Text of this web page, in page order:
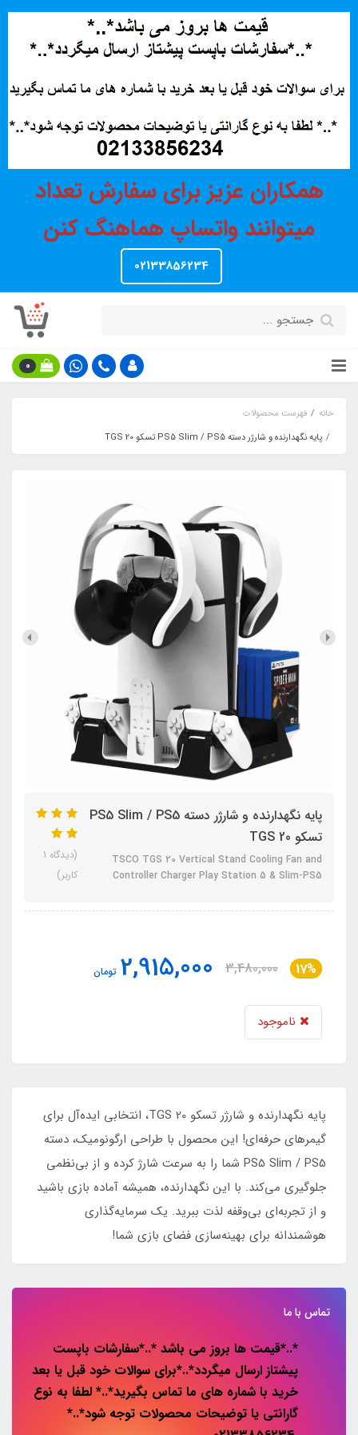
همکاران عزیز برای سفارش تعداد
میتوانند واتساپ هماهنگ کنن
02133856234
0
خانه
فهرست محصولات
پایه نگهدارنده و شارژر دسته PS5 Slim / PS5 تسکو TGS 20
پایه نگهدارنده و شارژر دسته PS5 Slim / PS5
تسکو TGS 20
TSCO TGS 20 Vertical Stand Cooling Fan and
Controller Charger Play Station 5 & Slim-PS5
(دیدگاه 1
کاربر)
17%
3,480,000
2,915,000 تومان
ناموجود
پایه نگهدارنده و شارژر تسکو TGS 20، انتخابی ایده‌آل برای
گیمرهای حرفه‌ای! این محصول با طراحی ارگونومیک، دسته
PS5 Slim / PS5 شما را به سرعت شارژ کرده و از بی‌نظمی
جلوگیری می‌کند. با این نگهدارنده، همیشه آماده بازی باشید
و از تجربه‌ای بی‌وقفه لذت ببرید. یک سرمایه‌گذاری
هوشمندانه برای بهینه‌سازی فضای بازی شما!
تماس با ما
*..*قیمت ها بروز می باشد *..*سفارشات باپست
پیشتاز ارسال میگردد*..*برای سوالات خود قبل یا بعد
خرید با شماره های ما تماس بگیرید*..* لطفا به نوع
گارانتی یا توضیحات محصولات توجه شود*..*